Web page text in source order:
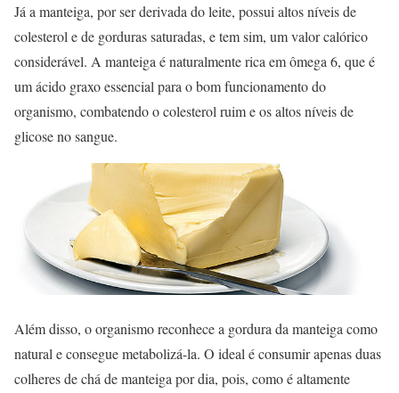
Já a manteiga, por ser derivada do leite, possui altos níveis de
colesterol e de gorduras saturadas, e tem sim, um valor calórico
considerável. A manteiga é naturalmente rica em ômega 6, que é
um ácido graxo essencial para o bom funcionamento do
organismo, combatendo o colesterol ruim e os altos níveis de
glicose no sangue.
Além disso, o organismo reconhece a gordura da manteiga como
natural e consegue metabolizá-la. O ideal é consumir apenas duas
colheres de chá de manteiga por dia, pois, como é altamente